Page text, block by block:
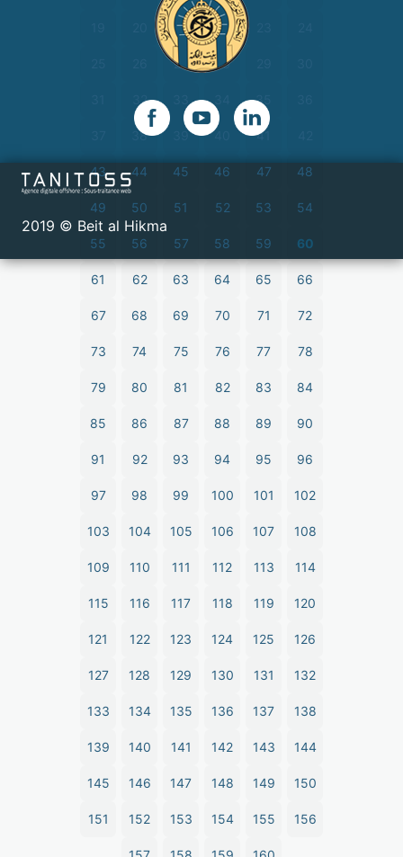
21 22
27 28
32 35
38 39 40 41
43 44 45 46 47 48
49 50 51 52 53 54
55 56 57 58 59 60
61 62 63 64 65 66
67 68 69 70 71 72
73 74 75 76 77 78
79 80 81 82 83 84
85 86 87 88 89 90
91 92 93 94 95 96
97 98 99 100 101 102
103 104 105 106 107 108
109 110 111 112 113 114
115 116 117 118 119 120
121 122 123 124 125 126
127 128 129 130 131 132
133 134 135 136 137 138
139 140 141 142 143 144
145 146 147 148 149 150
151 152 153 154 155 156
2019 © Beit al Hikma